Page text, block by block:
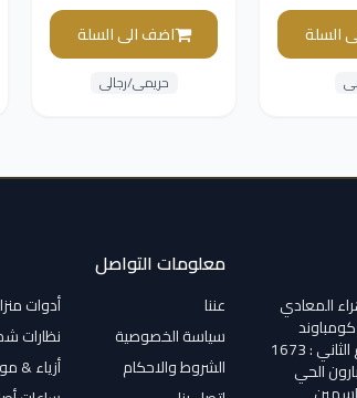
السلة اضف الى السلة
حريمى/رجالى
المعادي
اشجار دارنا الفرع الثاني : 1673
الحي
معلومات التواصل
عننا
سياسة الخصوصية
الشروط والاحكام
أدوات
نظارات
أزياء &